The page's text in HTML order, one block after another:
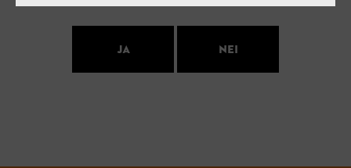
ja nei